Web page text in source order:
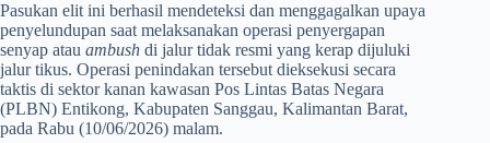
Pasukan elit ini berhasil mendeteksi dan menggagalkan upaya
penyelundupan saat melaksanakan operasi penyergapan
senyap atau ambush di jalur tidak resmi yang kerap dijuluki
jalur tikus. Operasi penindakan tersebut dieksekusi secara
taktis di sektor kanan kawasan Pos Lintas Batas Negara
(PLBN) Entikong, Kabupaten Sanggau, Kalimantan Barat,
pada Rabu (10/06/2026) malam.